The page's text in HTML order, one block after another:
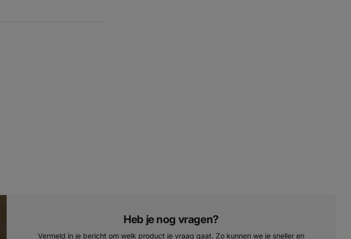
Heb je nog vragen?
Vermeld in je bericht om welk product je vraag gaat. Zo kunnen we je sneller en